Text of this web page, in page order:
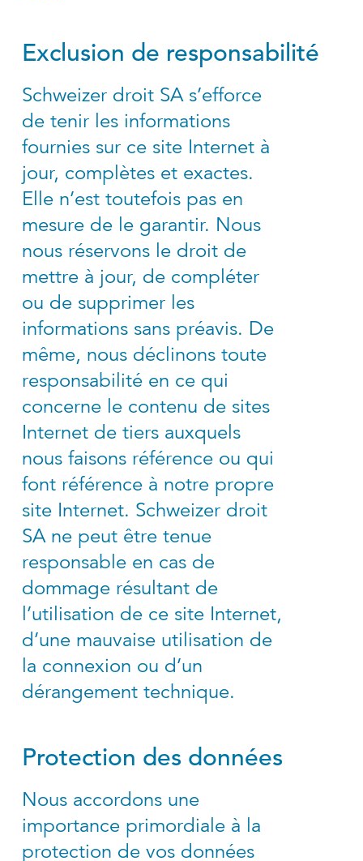
Exclusion de responsabilité
Schweizer droit SA s’efforce
de tenir les informations
fournies sur ce site Internet à
jour, complètes et exactes.
Elle n’est toutefois pas en
mesure de le garantir. Nous
nous réservons le droit de
mettre à jour, de compléter
ou de supprimer les
informations sans préavis. De
même, nous déclinons toute
responsabilité en ce qui
concerne le contenu de sites
Internet de tiers auxquels
nous faisons référence ou qui
font référence à notre propre
site Internet. Schweizer droit
SA ne peut être tenue
responsable en cas de
dommage résultant de
l’utilisation de ce site Internet,
d’une mauvaise utilisation de
la connexion ou d’un
dérangement technique.
Protection des données
Nous accordons une
importance primordiale à la
protection de vos données